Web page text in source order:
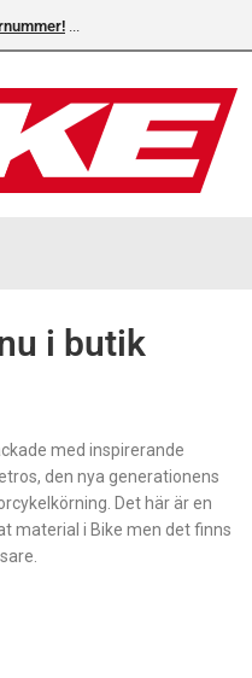
i butik
med inspirerande
den nya generationens
Det här är en
material i Bike men det finns